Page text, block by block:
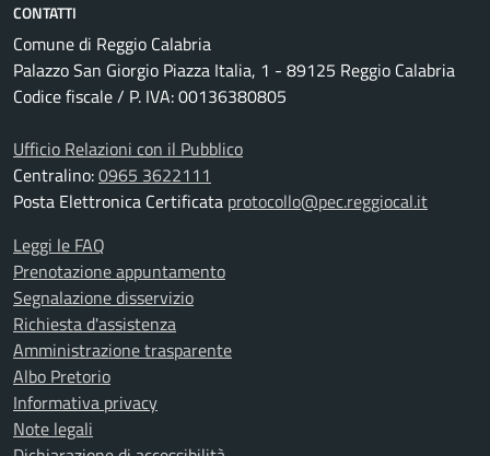
CONTATTI
Comune di Reggio Calabria
Palazzo San Giorgio Piazza Italia, 1 - 89125 Reggio Calabria
Codice fiscale / P. IVA: 00136380805
Ufficio Relazioni con il Pubblico
Centralino:0965 3622111
Posta Elettronica Certificata protocollo@pec.reggiocal.it
Leggi le FAQ
Prenotazione appuntamento
Segnalazione disservizio
Richiesta d'assistenza
Amministrazione trasparente
Albo Pretorio
Informativa privacy
Note legali